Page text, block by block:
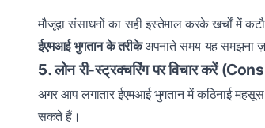
मौजूदा संसाधनों का सही इस्तेमाल करके खर्चों में
ईएमआई भुगतान के तरीकेअपनाते समय यह समझना
5. लोन री-स्ट्रक्चरिंग पर विचार करें
अगर आप लगातार ईएमआई भुगतान में कठिनाई
सकते हैं।